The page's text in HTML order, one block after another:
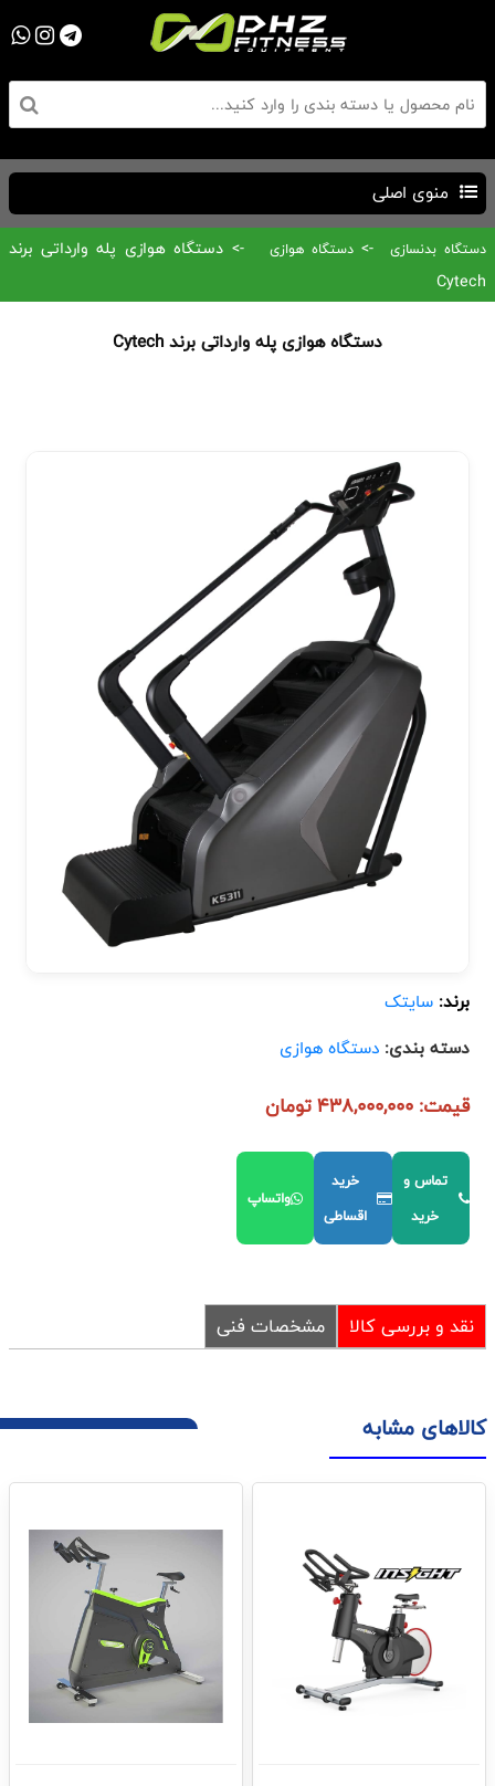
منوی اصلی
دستگاه بدنسازی->دستگاه هوازی -> دستگاه هوازی پله وارداتی برند
Cytech
دستگاه هوازی پله وارداتی برند Cytech
برند: سایتک
دسته بندی: دستگاه هوازی
قیمت: 438,000,000 تومان
تماس و
خرید
خرید
اقساطی
واتساپ
نقد و بررسی کالا مشخصات فنی
کالاهای مشابه